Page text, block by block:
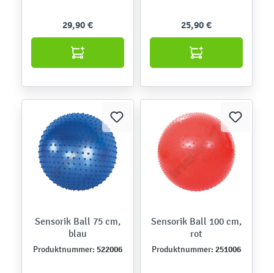
29,90 € 25,90 €
Sensorik Ball 75 cm,
blau
Produktnummer: 522006
Sensorik Ball 100 cm,
rot
Produktnummer: 251006